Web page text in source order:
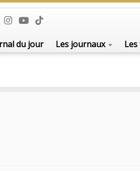
du jour Les journaux